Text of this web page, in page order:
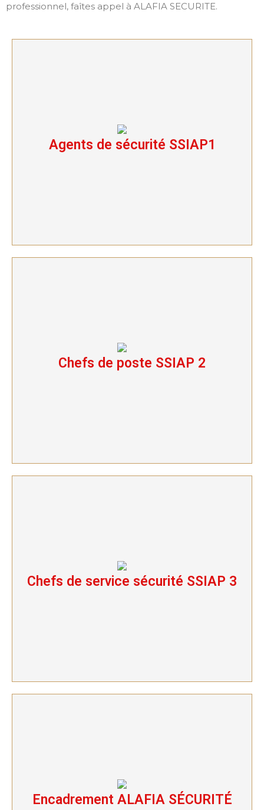
professionnel, faîtes appel à ALAFIA SECURITE.
Agents de sécurité SSIAP1
Agents de sécurité SSIAP1
Chefs de poste SSIAP 2
Chefs de poste SSIAP 2
Chefs de service sécurité SSIAP 3
Chefs de service sécurité SSIAP 3
Encadrement ALAFIA SÉCURITÉ
Encadrement ALAFIA SÉCURITÉ